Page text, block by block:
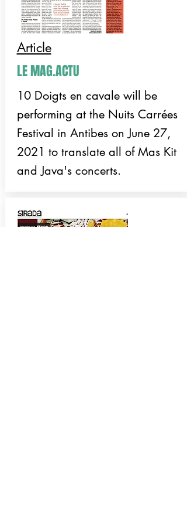
Article
LE MAG.ACTU
10 Doigts en cavale will be
performing at the Nuits Carrées
Festival in Antibes on June 27,
2021 to translate all of Mas Kit
and Java's concerts.